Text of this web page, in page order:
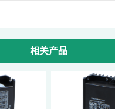
相关产品